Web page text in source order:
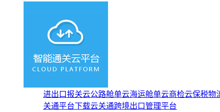
进出口报关云公路舱单云海运舱单云商检云保税物
关通平台下载云关通跨境出口管理平台